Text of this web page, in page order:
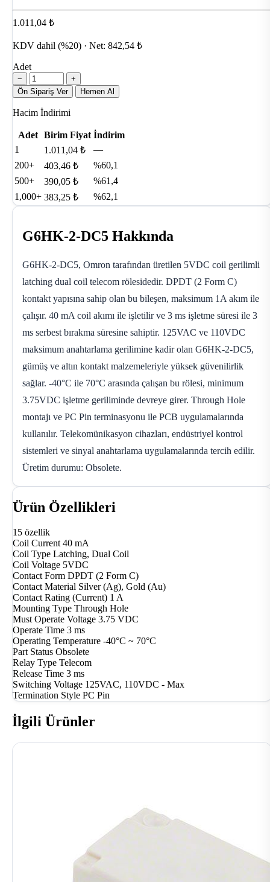
1.011,04 ₺
KDV dahil (%20) · Net: 842,54 ₺
Adet
−
+
Ön Sipariş Ver
Hemen Al
Hacim İndirimi
Adet Birim Fiyat İndirim
1
1.011,04 ₺
—
200+
403,46 ₺
%60,1
500+
390,05 ₺
%61,4
1,000+ 383,25 ₺ %62,1
G6HK-2-DC5 Hakkında
G6HK-2-DC5, Omron tarafından üretilen 5VDC coil gerilimli
latching dual coil telecom rölesidedir. DPDT (2 Form C)
kontakt yapısına sahip olan bu bileşen, maksimum 1A akım ile
çalışır. 40 mA coil akımı ile işletilir ve 3 ms işletme süresi ile 3
ms serbest bırakma süresine sahiptir. 125VAC ve 110VDC
maksimum anahtarlama gerilimine kadir olan G6HK-2-DC5,
gümüş ve altın kontakt malzemeleriyle yüksek güvenilirlik
sağlar. -40°C ile 70°C arasında çalışan bu rölesi, minimum
3.75VDC işletme geriliminde devreye girer. Through Hole
montajı ve PC Pin terminasyonu ile PCB uygulamalarında
kullanılır. Telekomünikasyon cihazları, endüstriyel kontrol
sistemleri ve sinyal anahtarlama uygulamalarında tercih edilir.
Üretim durumu: Obsolete.
Ürün Özellikleri
15 özellik
Coil Current 40 mA
Coil Type Latching, Dual Coil
Coil Voltage 5VDC
Contact Form DPDT (2 Form C)
Contact Material Silver (Ag), Gold (Au)
Contact Rating (Current) 1 A
Mounting Type Through Hole
Must Operate Voltage 3.75 VDC
Operate Time 3 ms
Operating Temperature -40°C ~ 70°C
Part Status Obsolete
Relay Type Telecom
Release Time 3 ms
Switching Voltage 125VAC, 110VDC - Max
Termination Style PC Pin
İlgili Ürünler